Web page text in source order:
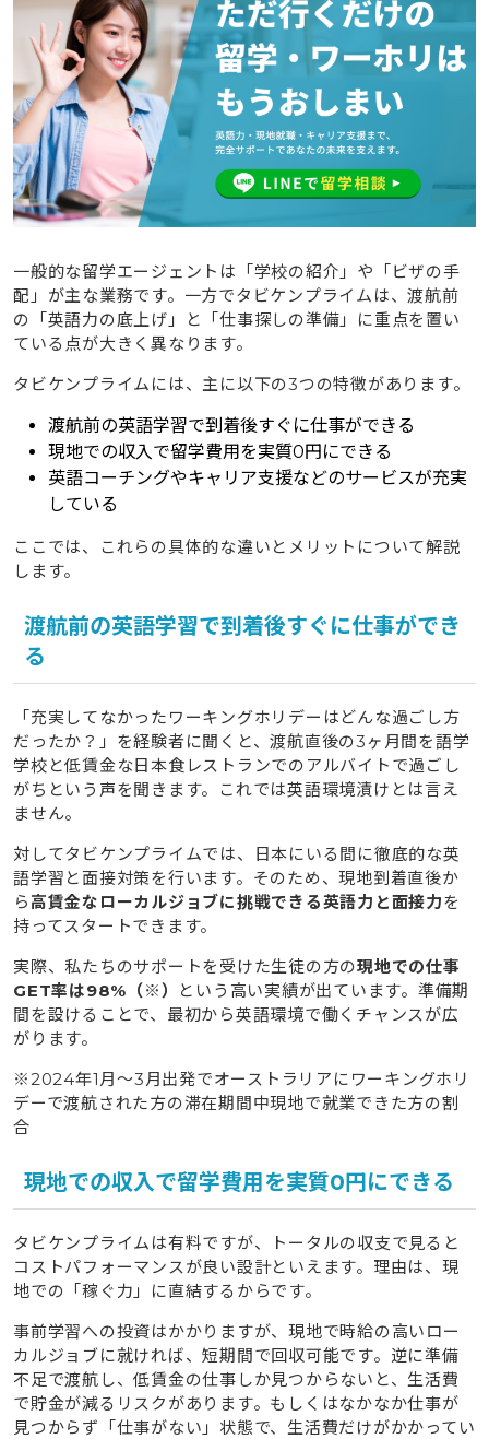
3タビケンプライムが合わない人の特徴と注意点
3.1「現地に行けばなんとかなる」と考えている人には
学習が大変
3.2渡航前の数ヶ月間、毎日の学習時間を最優先で確
保する覚悟が必要
3.3自分のペースや自己流で勉強を進めたい人には向か
ない
結果が出るのには理由がある！タビケンプライムの徹底
サポートの全貌
4.1あなただけの最短ルート！43万通りから導き出す
オーダーメイドカリキュラム
4.2「採用される」履歴書と面接対策！現地就職率
98%を支えるプロの技
4.3
留学中も帰国後もずっと安心。キャリアのプロに
よる就職・転職フルサポート
5
タビケンプライムに関するよくある質問（FAQ）
5.1英語力がゼロの初心者でも効果はありますか？
5.2仕事や大学と両立しながら受講することは可能で
すか？
5.3 現地で費用を回収できる仕組みとはどのようなも
のですか？
6まとめ：タビケンプライムを活用して留学・ワーホリを
成功させよう
一般的な留学エージェントは「学校の紹介」や「ビザの手
配」が主な業務です。一方でタビケンプライムは、渡航前
の「英語力の底上げ」と「仕事探しの準備」に重点を置い
ている点が大きく異なります。
タビケンプライムには、主に以下の3つの特徴があります。
渡航前の英語学習で到着後すぐに仕事ができる
現地での収入で留学費用を実質0円にできる
英語コーチングやキャリア支援などのサービスが充実
している
ここでは、これらの具体的な違いとメリットについて解説
します。
渡航前の英語学習で到着後すぐに仕事ができ
る
「充実してなかったワーキングホリデーはどんな過ごし方
だったか？」を経験者に聞くと、渡航直後の3ヶ月間を語学
学校と低賃金な日本食レストランでのアルバイトで過ごし
がちという声を聞きます。これでは英語環境漬けとは言え
ません。
対してタビケンプライムでは、日本にいる間に徹底的な英
語学習と面接対策を行います。そのため、現地到着直後か
ら 高賃金なローカルジョブに挑戦できる英語力と面接力を
持ってスタートできます。
実際、私たちのサポートを受けた生徒の方の現地での仕事
GET率は98%（※）
という高い実績が出ています。準備期
間を設けることで、最初から英語環境で働くチャンスが広
がります。
※2024年1月〜3月出発でオーストラリアにワーキングホリ
デーで渡航された方の滞在期間中現地で就業できた方の割
合
現地での収入で留学費用を実質0円にできる
タビケンプライムは有料ですが、トータルの収支で見ると
コストパフォーマンスが良い設計といえます。理由は、現
地での「稼ぐ力」に直結するからです。
事前学習への投資はかかりますが、現地で時給の高いロー
カルジョブに就ければ、短期間で回収可能です。逆に準備
不足で渡航し、低賃金の仕事しか見つからないと、生活費
で貯金が減るリスクがあります。もしくはなかなか仕事が
見つからず「仕事がない」状態で、生活費だけがかかってい